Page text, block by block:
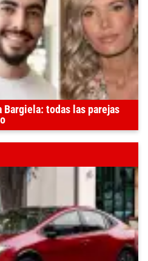
Bargiela: todas las parejas